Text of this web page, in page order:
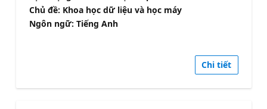
Chủ đề: Khoa học dữ liệu và học máy
Ngôn ngữ: Tiếng Anh
Chi tiết